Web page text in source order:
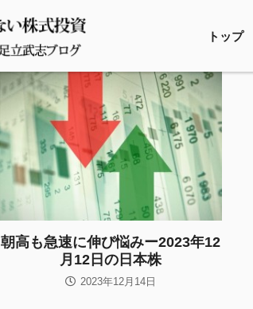
トップ
朝高も急速に伸び悩みー2023年12
月12日の日本株
2023年12月14日